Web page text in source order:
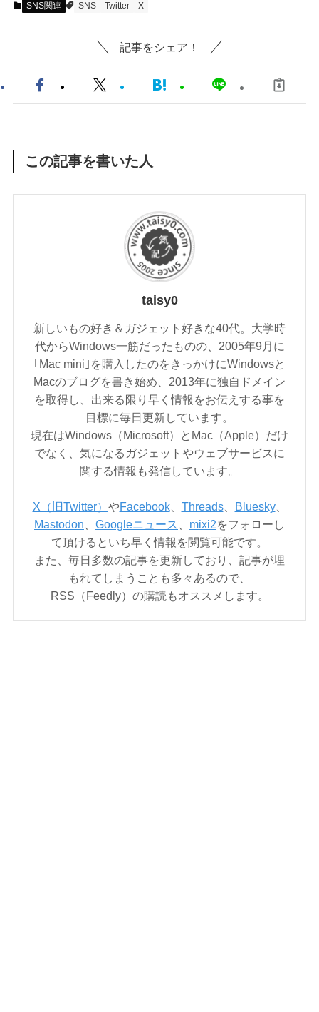
SNS関連 SNS Twitter X
記事をシェア！
この記事を書いた人
taisy0
新しいもの好き＆ガジェット好きな40代。大学時
代からWindows一筋だったものの、2005年9月に
｢Mac mini｣を購入したのをきっかけにWindowsと
Macのブログを書き始め、2013年に独自ドメイン
を取得し、出来る限り早く情報をお伝えする事を
目標に毎日更新しています。
現在はWindows（Microsoft）とMac（Apple）だけ
でなく、気になるガジェットやウェブサービスに
関する情報も発信しています。
X（旧Twitter） やFacebook、 Threads、 Bluesky、
Mastodon
Googleニュース mixi2をフォローし
て頂けるといち早く情報を閲覧可能です。
また、毎日多数の記事を更新しており、記事が埋
もれてしまうことも多々あるので、
RSS（Feedly）の購読もオススメします。